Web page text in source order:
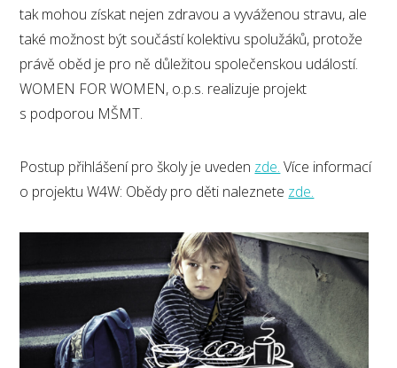
tak mohou získat nejen zdravou a vyváženou stravu, ale
také možnost být součástí kolektivu spolužáků, protože
právě oběd je pro ně důležitou společenskou událostí.
WOMEN FOR WOMEN, o.p.s. realizuje projekt
s podporou MŠMT.
Postup přihlášení pro školy je uveden zde. Více informací
o projektu W4W: Obědy pro děti naleznete zde.